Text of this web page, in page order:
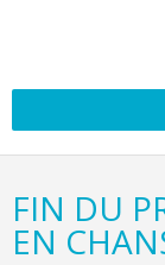
FIN DU
EN